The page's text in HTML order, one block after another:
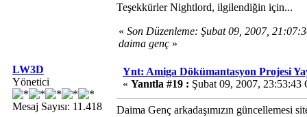
Teşekkürler Nightlord, ilgilendiğin için...
« Son Düzenleme: Şubat 09, 2007,
daima genç »
LW3D
Yönetici
Mesaj Sayısı: 11.418
Ynt: Amiga Dökümantasyon Projesi
« Yanıtla #19 : Şubat 09, 2007, 23:53:43
Daima Genç arkadaşımızın güncellemesi